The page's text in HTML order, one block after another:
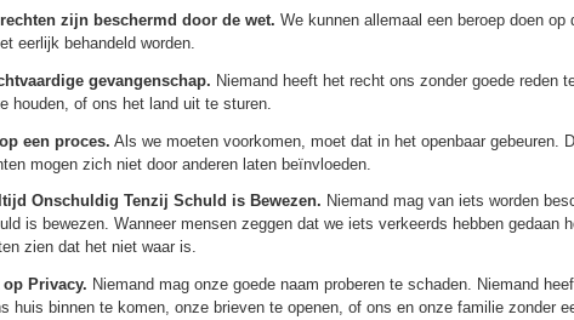
zijn beschermd door de wet. We kunnen allemaal een beroep doen op
eerlijk behandeld worden.
gevangenschap. Niemand heeft het recht ons zonder goede reden
houden, of ons het land uit te sturen.
een proces. Als we moeten voorkomen, moet dat in het openbaar gebeuren.
mogen zich niet door anderen laten beïnvloeden.
Onschuldig Tenzij Schuld is Bewezen. Niemand mag van iets worden
is bewezen. Wanneer mensen zeggen dat we iets verkeerds hebben gedaan
zien dat het niet waar is.
op Privacy. Niemand mag onze goede naam proberen te schaden. Niemand
huis binnen te komen, onze brieven te openen, of ons en onze familie zonder